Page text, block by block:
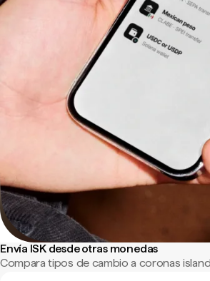
Envía ISK desde otras monedas
Compara tipos de cambio a coronas